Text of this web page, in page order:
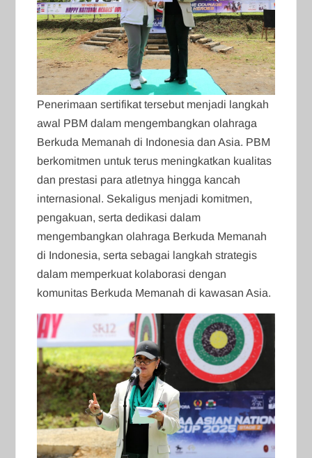
Penerimaan sertifikat tersebut menjadi langkah
awal PBM dalam mengembangkan olahraga
Berkuda Memanah di Indonesia dan Asia. PBM
berkomitmen untuk terus meningkatkan kualitas
dan prestasi para atletnya hingga kancah
internasional. Sekaligus menjadi komitmen,
pengakuan, serta dedikasi dalam
mengembangkan olahraga Berkuda Memanah
di Indonesia, serta sebagai langkah strategis
dalam memperkuat kolaborasi dengan
komunitas Berkuda Memanah di kawasan Asia.